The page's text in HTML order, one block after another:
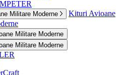
Militare Moderne
Kituri Avioane
Militare Moderne
Militare Moderne